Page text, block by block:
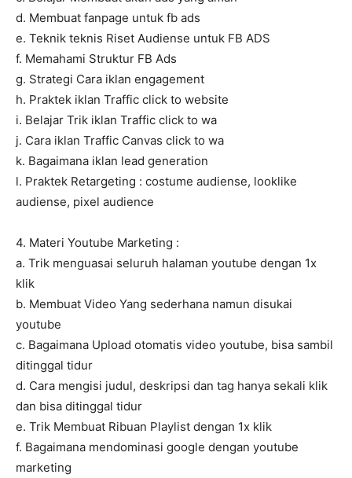
d. Membuat fanpage untuk fb ads
e. Teknik teknis Riset Audiense untuk FB ADS
f. Memahami Struktur FB Ads
g. Strategi Cara iklan engagement
h. Praktek iklan Traffic click to website
i. Belajar Trik iklan Traffic click to wa
j. Cara iklan Traffic Canvas click to wa
k. Bagaimana iklan lead generation
l. Praktek Retargeting : costume audiense, looklike
audiense, pixel audience
4. Materi Youtube Marketing :
a. Trik menguasai seluruh halaman youtube dengan 1x
klik
b. Membuat Video Yang sederhana namun disukai
youtube
c. Bagaimana Upload otomatis video youtube, bisa sambil
ditinggal tidur
d. Cara mengisi judul, deskripsi dan tag hanya sekali klik
dan bisa ditinggal tidur
e. Trik Membuat Ribuan Playlist dengan 1x klik
f. Bagaimana mendominasi google dengan youtube
marketing